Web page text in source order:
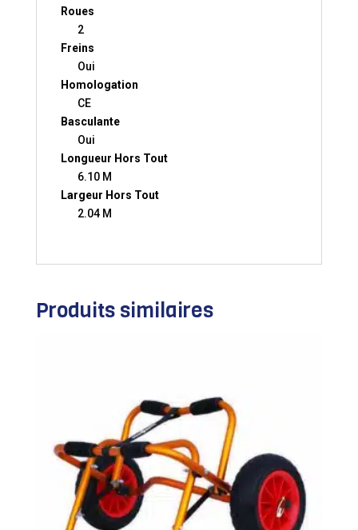
Roues
2
Freins
Oui
Homologation
CE
Basculante
Oui
Longueur Hors Tout
6.10 M
Largeur Hors Tout
2.04 M
Produits similaires